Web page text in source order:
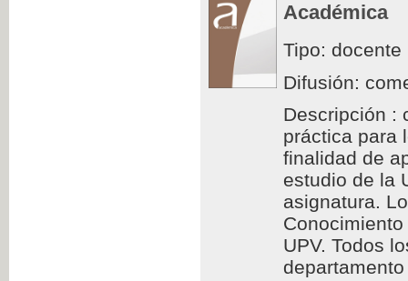
Académica
Tipo: docente
Difusión:
Descripción :
práctica para
finalidad de
estudio de la
asignatura.
UPV. Todos